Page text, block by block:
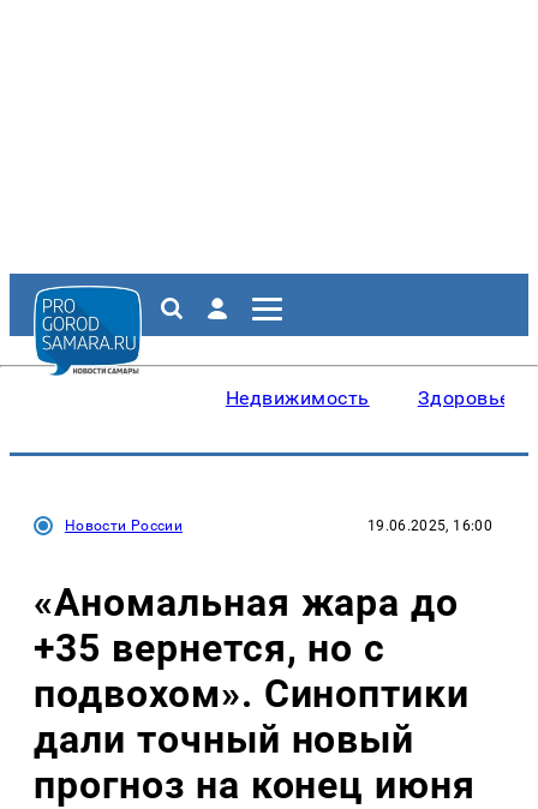
Недвижимость Здоровье
Новости России 19.06.2025, 16:00
«Аномальная жара до
+35 вернется, но с
подвохом». Синоптики
дали точный новый
прогноз на конец июня